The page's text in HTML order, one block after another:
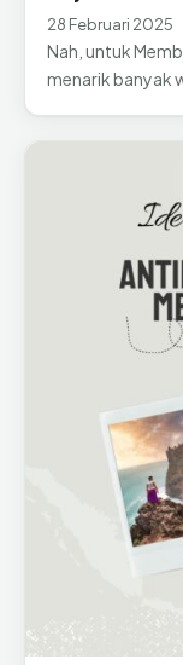
28 Februari 2025
Nah, untuk
menarik banyak